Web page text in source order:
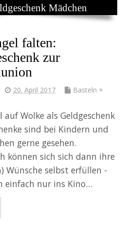
Mädchen
falten:
zur
20. April 2017
Basteln +
auf Wolke als Geldgeschenk
sind bei Kindern und
gerne gesehen.
können sich sich dann ihre
Wünsche selbst erfüllen -
einfach nur ins Kino…